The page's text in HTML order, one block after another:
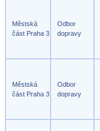
Městská
část Praha 3
Odbor
dopravy
Městská
část Praha 3
Odbor
dopravy